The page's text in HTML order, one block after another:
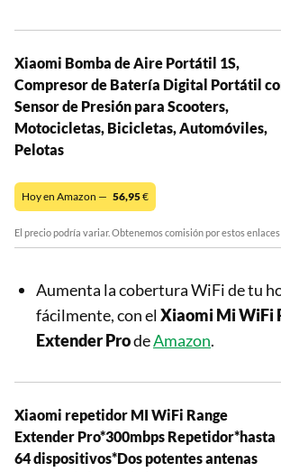
Xiaomi Bomba de Aire Portátil 1S,
Compresor de Batería Digital Portátil
Sensor de Presión para Scooters,
Motocicletas, Bicicletas, Automóviles,
Pelotas
Hoy en Amazon — 56,95€
El precio podría variar. Obtenemos comisión por estos enlaces
Aumenta la cobertura WiFi de tu
fácilmente, con el Xiaomi Mi WiFi
Extender ProdeAmazon.
Xiaomi repetidor MI WiFi Range
Extender Pro*300mbps Repetidor*hasta
64 dispositivos*Dos potentes antenas